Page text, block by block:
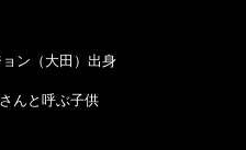
ン（大田）出身
と呼ぶ子供